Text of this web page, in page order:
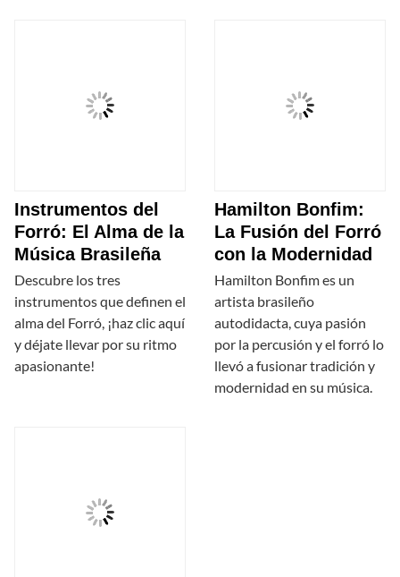
Instrumentos del
Forró: El Alma de la
Música Brasileña
Descubre los tres
instrumentos que definen el
alma del Forró, ¡haz clic aquí
y déjate llevar por su ritmo
apasionante!
Hamilton Bonfim:
La Fusión del Forró
con la Modernidad
Hamilton Bonfim es un
artista brasileño
autodidacta, cuya pasión
por la percusión y el forró lo
llevó a fusionar tradición y
modernidad en su música.